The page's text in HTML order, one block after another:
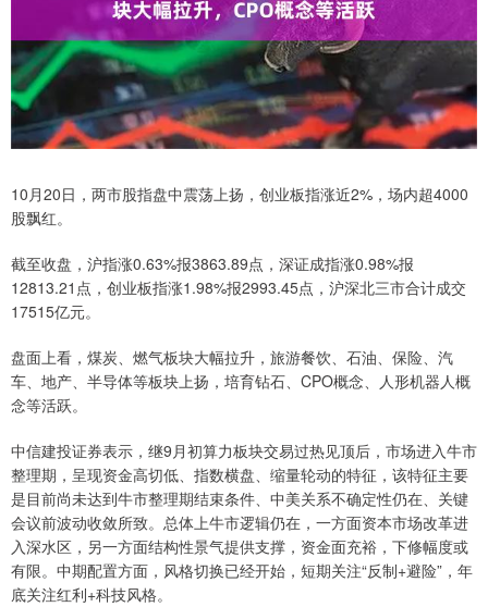
10月20日，两市股指盘中震荡上扬，创业板指涨近2%，场内超4000
股飘红。
截至收盘，沪指涨0.63%报3863.89点，深证成指涨0.98%报
12813.21点，创业板指涨1.98%报2993.45点，沪深北三市合计成交
17515亿元。
盘面上看，煤炭、燃气板块大幅拉升，旅游餐饮、石油、保险、汽
车、地产、半导体等板块上扬，培育钻石、CPO概念、人形机器人概
念等活跃。
中信建投证券表示，继9月初算力板块交易过热见顶后，市场进入牛市
整理期，呈现资金高切低、指数横盘、缩量轮动的特征，该特征主要
是目前尚未达到牛市整理期结束条件、中美关系不确定性仍在、关键
会议前波动收敛所致。总体上牛市逻辑仍在，一方面资本市场改革进
入深水区，另一方面结构性景气提供支撑，资金面充裕，下修幅度或
有限。中期配置方面，风格切换已经开始，短期关注“反制+避险”，年
底关注红利+科技风格。